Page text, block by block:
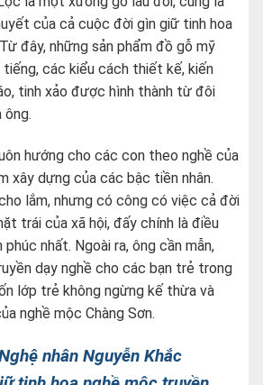
của cả cuộc đời gìn giữ tinh hoa
đây, những sản phẩm đồ gỗ mỹ
tiếng, các kiểu cách thiết kế, kiến
tinh xảo được hình thành từ đôi
ông.
hướng cho các con theo nghề của
xây dựng của các bậc tiền nhân.
lắm, nhưng có công có việc cả đời
trái của xã hội, đấy chính là điều
phúc nhất. Ngoài ra, ông cần mẫn,
dạy nghề cho các bạn trẻ trong
lớp trẻ không ngừng kế thừa và
nghề mộc Chàng Sơn.
nhân Nguyễn Khắc